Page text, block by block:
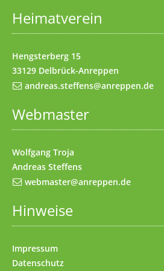
Impressum(Access key 8)
Kontakt(Access key 9)
Heimatverein
Hengsterberg 15
33129 Delbrück-Anreppen
andreas.steffens@anreppen.de
Webmaster
Wolfgang Troja
Andreas Steffens
webmaster@anreppen.de
Hinweise
Impressum
Datenschutz